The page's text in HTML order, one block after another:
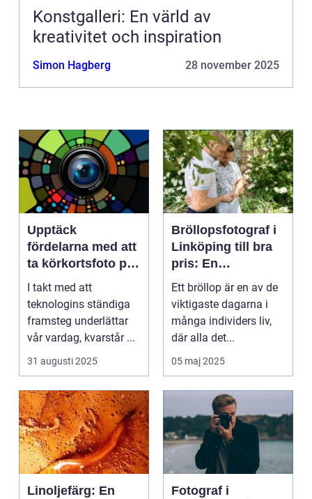
Konstgalleri: En värld av
kreativitet och inspiration
Simon Hagberg 28 november 2025
Upptäck
fördelarna med att
ta körkortsfoto på
Östermalm
I takt med att
teknologins ständiga
framsteg underlättar
vår vardag, kvarstår ...
31 augusti 2025
Bröllopsfotograf i
Linköping till bra
pris: En
nyckelspelare för
oförglömliga
minnen
Ett bröllop är en av de
viktigaste dagarna i
många individers liv,
där alla det...
05 maj 2025
Linoljefärg: En
Fotograf i